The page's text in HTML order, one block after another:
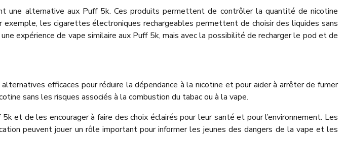
une alternative aux Puff 5k. Ces produits permettent de contrôler la quantité de nicotine
les cigarettes électroniques rechargeables permettent de choisir des liquides sans
expérience de vape similaire aux Puff 5k, mais avec la possibilité de recharger le pod et de
efficaces pour réduire la dépendance à la nicotine et pour aider à arrêter de fumer
sans les risques associés à la combustion du tabac ou à la vape.
de les encourager à faire des choix éclairés pour leur santé et pour l’environnement. Les
peuvent jouer un rôle important pour informer les jeunes des dangers de la vape et les